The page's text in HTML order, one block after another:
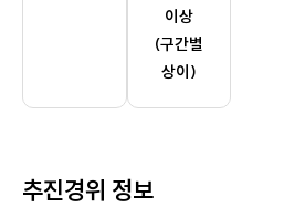
이상
(구간별
상이)
추진경위 정보